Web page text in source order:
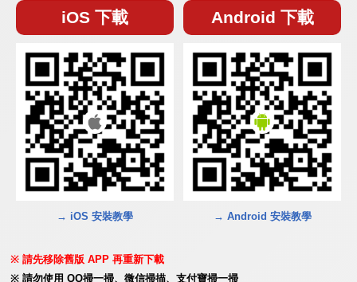
iOS 下載
→ iOS 安裝教學
Android 下載
→ Android 安裝教學
請先移除舊版 APP 再重新下載
請勿使用 QQ掃一掃、微信掃描、支付寶掃一掃